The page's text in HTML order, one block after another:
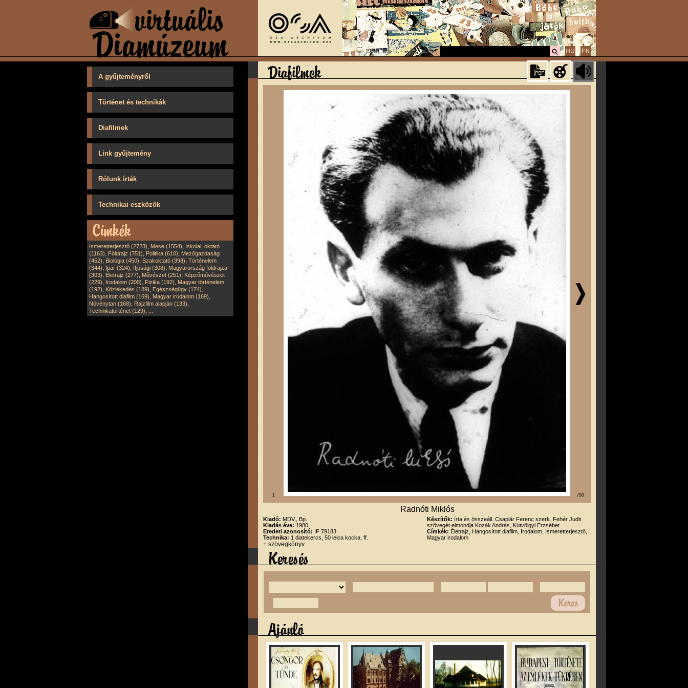
A gyűjteményről
Történet és technikák
Diafilmek
Link gyűjtemény
Rólunk írták
Technikai eszközök
Ismeretterjesztő (2723), Mese (1554), Iskolai, oktató
(1163), Földrajz (751), Politika (610), Mezőgazdaság
(452), Biológia (450), Szakoktató (398), Történelem
(344), Ipar (324), Ifjúsági (308), Magyarország földrajza
(303), Életrajz (277), Művészet (251), Képzőművészet
(229), Irodalom (200), Fizika (192), Magyar történelem
(192), Közlekedés (189), Egészségügy (174),
Hangosított diafilm (169), Magyar irodalom (169),
Növénytan (168), Rajzfilm alapján (133),
Technikatörténet (129),
1 /50
Radnóti Miklós
Kiadó: MDV., Bp.
Kiadás éve: 1980
Eredeti azonosító: IF 79183
Technika: 1 diatekercs, 50 leica kocka, ff.
Készítők: írta és összeáll. Csaplár Ferenc szerk. Fehér Judit
szövegét elmondja Kozák András, Kútvölgyi Erzsébet
Címkék: Életrajz, Hangosított diafilm, Irodalom, Ismeretterjesztő,
Magyar irodalom
+ szövegkönyv